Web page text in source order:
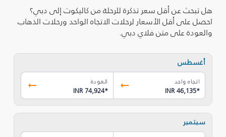
هل تبحث عن أقل سعر تذكرة للرحلة من كاليكوت إلى دبي؟
احصل على أقل الأسعار لرحلات الاتجاه الواحد ورحلات الذهاب
والعودة على متن فلاي دبي.
أغسطس
اتجاه واحد
INR 46,135*
العودة
INR 74,924*
سبتمبر